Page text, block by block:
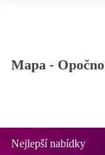
Mapa - Opočno
Nejlepší nabídky